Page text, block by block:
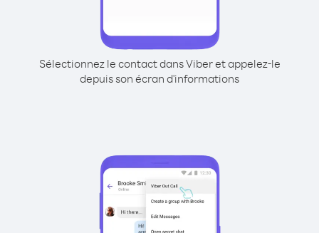
Sélectionnez le contact dans Viber et appelez-le
depuis son écran d'informations